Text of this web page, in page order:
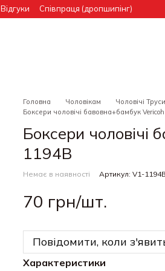
Відгуки Співпраця (дропшипінг)
Головна Чоловікам Чоловічі
Боксери чоловічі бавовна+бамбук
Боксери чоловічі
1194B
Немає в наявності Артикул: V1-1194B
70 грн/шт.
Повідомити, коли
Характеристики